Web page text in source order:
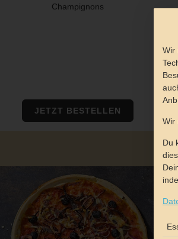
Champignons
JETZT BESTELLEN
Wir
Wir
Du